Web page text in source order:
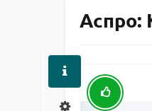
Аспро: